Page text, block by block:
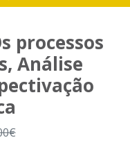
processos
Análise